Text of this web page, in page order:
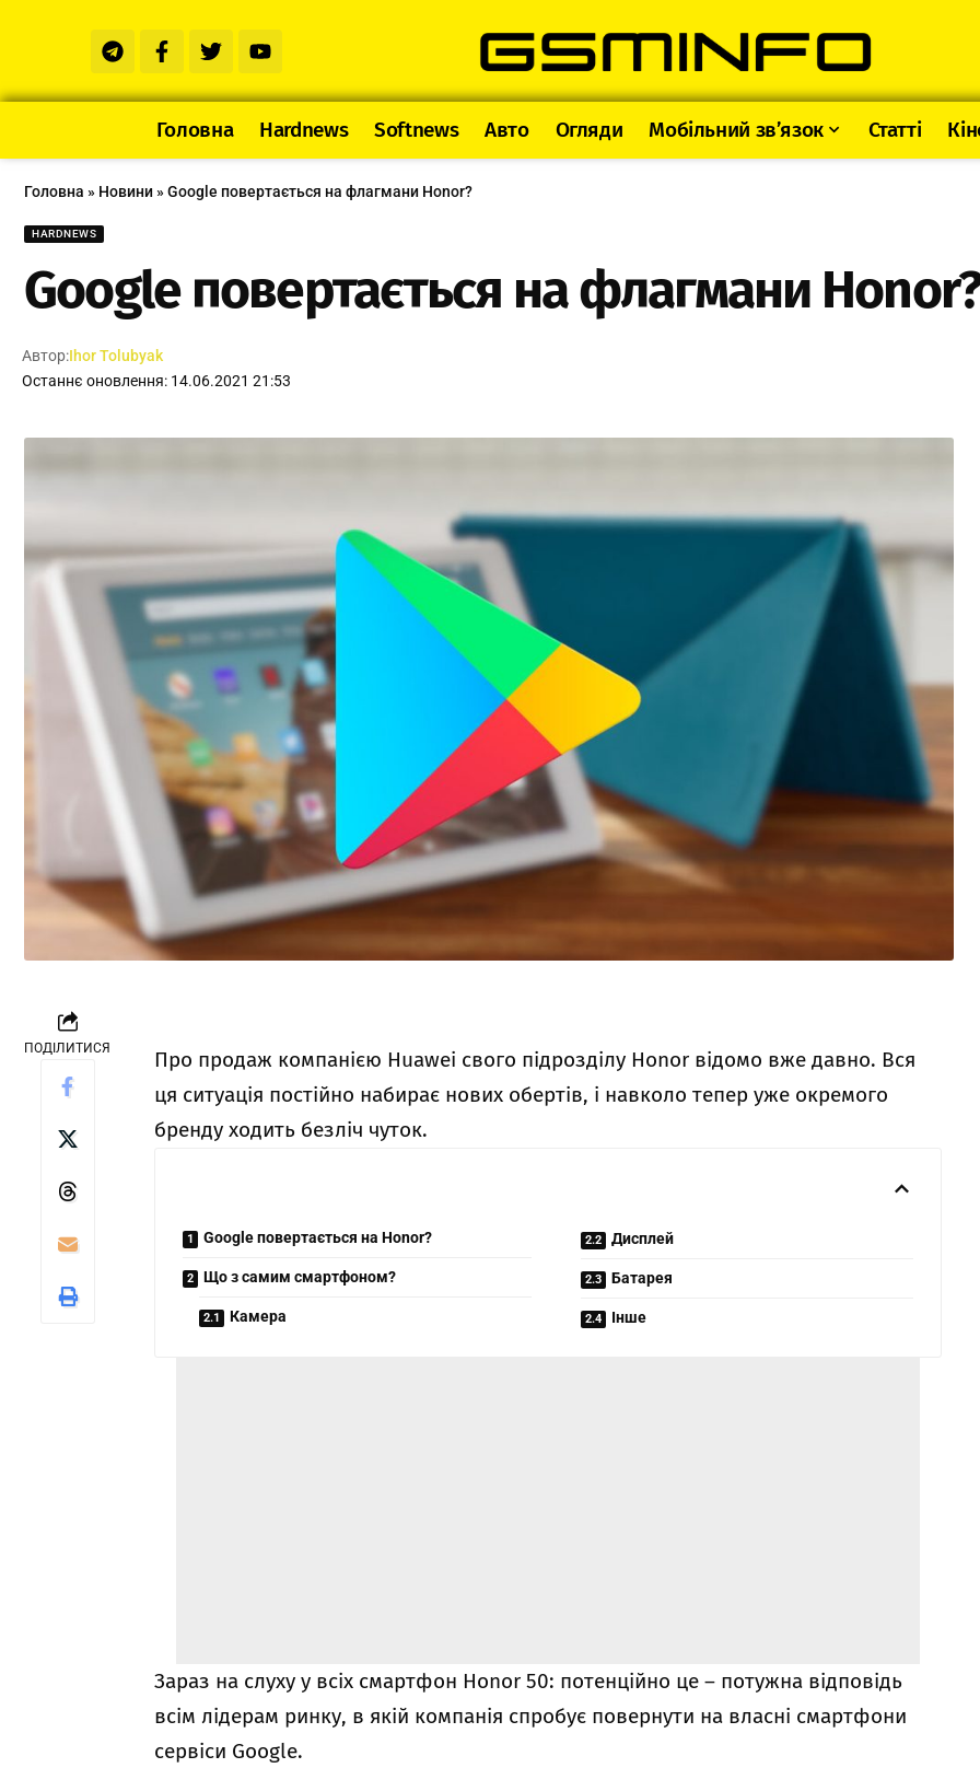
Головна Hardnews Softnews Авто Огляди Мобільний зв’язок Статті
Головна » Новини»Google повертається на флагмани Honor?
HARDNEWS
Google повертається на флагмани
Останнє оновлення: 14.06.2021 21:53
Автор:Ihor Tolubyak
ПОДІЛИТИСЯ
Про продаж компанією Huawei свого підрозділу Honor відомо вже давно. Вся
ця ситуація постійно набирає нових обертів, і навколо тепер уже окремого
бренду ходить безліч чуток.
Google повертається на Honor?
Що з самим смартфоном?
Камера
Дисплей
Батарея
Інше
Зараз на слуху у всіх смартфон Honor 50: потенційно це – потужна відповідь
всім лідерам ринку, в якій компанія спробує повернути на власні смартфони
сервіси Google.